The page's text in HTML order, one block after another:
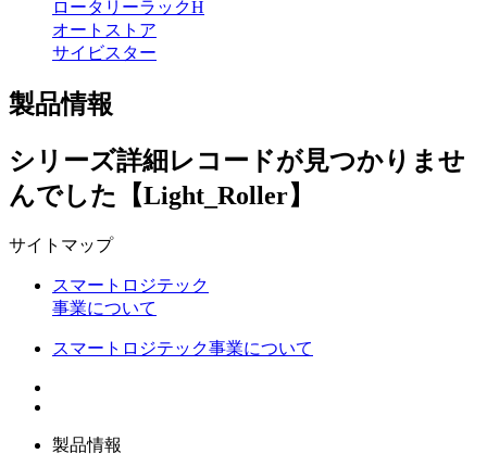
ロータリーラックH
オートストア
サイビスター
製品情報
シリーズ詳細レコードが見つかりませ
んでした【Light_Roller】
サイトマップ
スマートロジテック
事業について
スマートロジテック事業について
製品情報